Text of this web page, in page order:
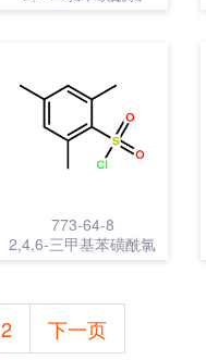
773-64-8
2,4,6-三甲基苯磺酰氯
2 下一页